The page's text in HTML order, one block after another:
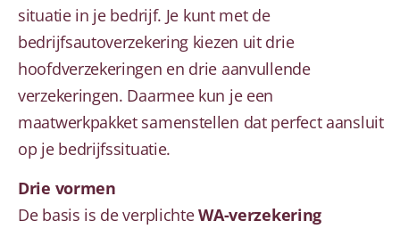
situatie in je bedrijf. Je kunt met de
bedrijfsautoverzekering kiezen uit drie
hoofdverzekeringen en drie aanvullende
verzekeringen. Daarmee kun je een
maatwerkpakket samenstellen dat perfect aansluit
op je bedrijfssituatie.
Drie vormen
De basis is de verplichteWA-verzekering